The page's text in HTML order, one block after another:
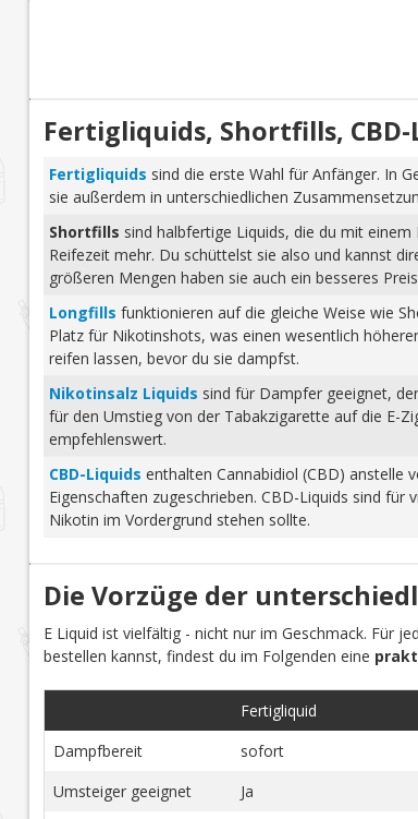
Fertigliquids, Shortfills,
Fertigliquids sind die erste Wahl für Anfänger. In
sie außerdem in unterschiedlichen
Shortfills sind halbfertige Liquids, die du mit
Reifezeit mehr. Du schüttelst sie also und kannst
größeren Mengen haben sie auch ein besseres
Longfills funktionieren auf die gleiche Weise wie
Platz für Nikotinshots, was einen wesentlich
reifen lassen, bevor du sie dampfst.
Nikotinsalz Liquids sind für Dampfer geeignet,
für den Umstieg von der Tabakzigarette auf die E-
empfehlenswert.
CBD-Liquids enthalten Cannabidiol (CBD) anstelle
Eigenschaften zugeschrieben. CBD-Liquids sind
Nikotin im Vordergrund stehen sollte.
Die Vorzüge der
E Liquid ist vielfältig - nicht nur im Geschmack. Für
bestellen kannst, findest du im Folgenden eine
Fertigliquid
Dampfbereit
sofort
Umsteiger geeignet
Ja